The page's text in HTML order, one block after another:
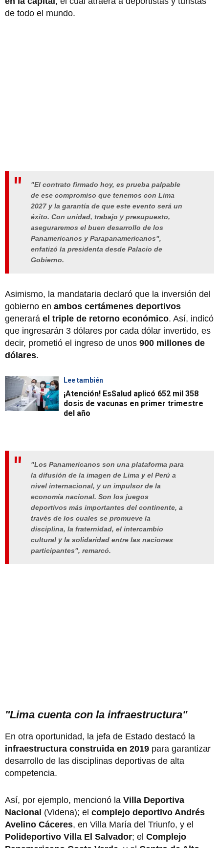
de todo el mundo.
"El contrato firmado hoy, es prueba palpable
de ese compromiso que tenemos con Lima
2027 y la garantía de que este evento será un
éxito. Con unidad, trabajo y presupuesto,
aseguraremos el buen desarrollo de los
Panamericanos y Parapanamericanos",
enfatizó la presidenta desde Palacio de
Gobierno.
Asimismo, la mandataria declaró que la inversión del
gobierno en ambos certámenes deportivos
generará el triple de retorno económico. Así, indicó
que ingresarán 3 dólares por cada dólar invertido, es
decir, prometió el ingreso de unos 900 millones de
dólares.
Lee también
¡Atención! EsSalud aplicó 652 mil 358
dosis de vacunas en primer trimestre
del año
"Los Panamericanos son una plataforma para
la difusión de la imagen de Lima y el Perú a
nivel internacional, y un impulsor de la
economía nacional. Son los juegos
deportivos más importantes del continente, a
través de los cuales se promueve la
disciplina, la fraternidad, el intercambio
cultural y la solidaridad entre las naciones
participantes", remarcó.
"Lima cuenta con la infraestructura"
En otra oportunidad, la jefa de Estado destacó la
infraestructura construida en 2019 para garantizar
desarrollo de las disciplinas deportivas de alta
competencia.
Así, por ejemplo, mencionó la Villa Deportiva
Nacional (Videna); el complejo deportivo Andrés
Avelino Cáceres, en Villa María del Triunfo, y el
Polideportivo Villa El Salvador; el Complejo